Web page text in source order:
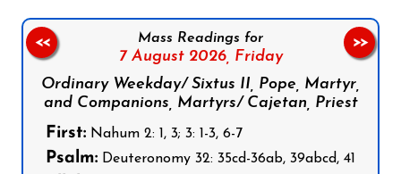
Mass Readings for
7 August 2026, Friday
Ordinary Weekday/ Sixtus II, Pope, Martyr,
and Companions, Martyrs/ Cajetan, Priest
First: Nahum 2: 1, 3; 3: 1-3, 6-7
Psalm: Deuteronomy 32: 35cd-36ab, 39abcd, 41
<< >>